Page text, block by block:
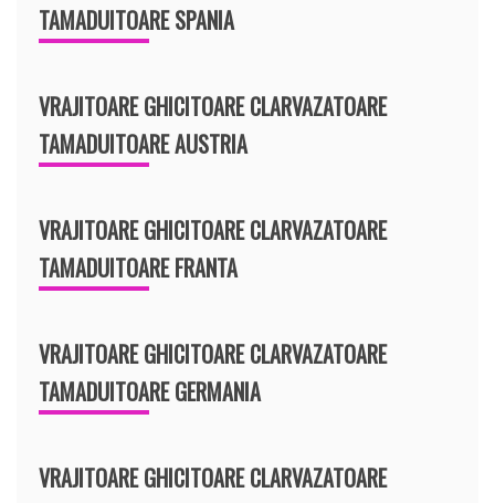
TAMADUITOARE SPANIA
VRAJITOARE GHICITOARE CLARVAZATOARE
TAMADUITOARE AUSTRIA
VRAJITOARE GHICITOARE CLARVAZATOARE
TAMADUITOARE FRANTA
VRAJITOARE GHICITOARE CLARVAZATOARE
TAMADUITOARE GERMANIA
VRAJITOARE GHICITOARE CLARVAZATOARE